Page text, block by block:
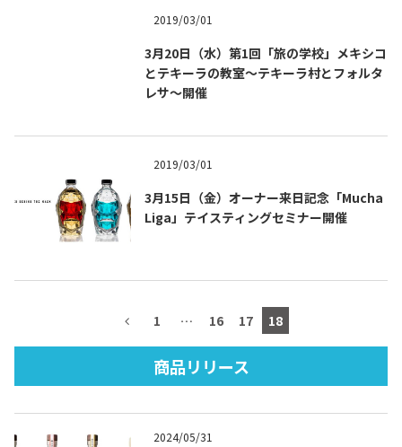
TEQUILA JOURNAL
テキーラとは
テキーラマーケット
テキーラの飲み方 テキーラマップ
2019/03/01
3月20日（水）第1回「旅の学校」メキシコ
とテキーラの教室〜テキーラ村とフォルタ
レサ〜開催
2019/03/01
3月15日（金）オーナー来日記念「Mucha
Liga」テイスティングセミナー開催
1 … 16 17 18
商品リリース
2024/05/31